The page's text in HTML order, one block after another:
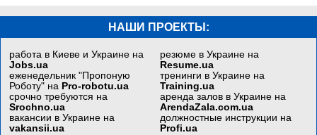
НАШИ ПРОЕКТЫ:
работа в Киеве и Украине на
Jobs.ua
еженедельник "Пропоную
Роботу" на Pro-robotu.ua
срочно требуются на
Srochno.ua
вакансии в Украине на
vakansii.ua
резюме в Украине на
Resume.ua
тренинги в Украине на
Training.ua
аренда залов в Украине на
ArendaZala.com.ua
должностные инструкции на
Profi.ua